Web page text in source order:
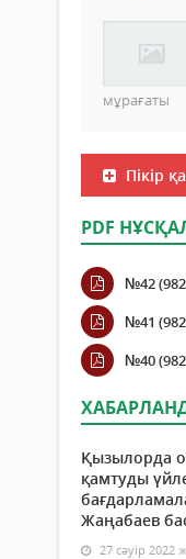
мұрағаты
Пікір
PDF
№42
№41
№40
Қызылорда
қамтуды
Жаңабаев
27 сәуір 2022